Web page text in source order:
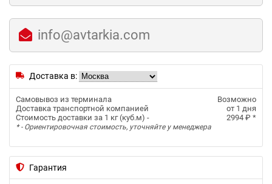
info@avtarkia.com
Доставка в:
Самовывоз из терминала
Возможно
Доставка транспортной компанией
от 1 дня
Стоимость доставки за 1 кг (куб.м) -
2994 ₽ *
* - Ориентировочная стоимость, уточняйте у менеджера
Гарантия